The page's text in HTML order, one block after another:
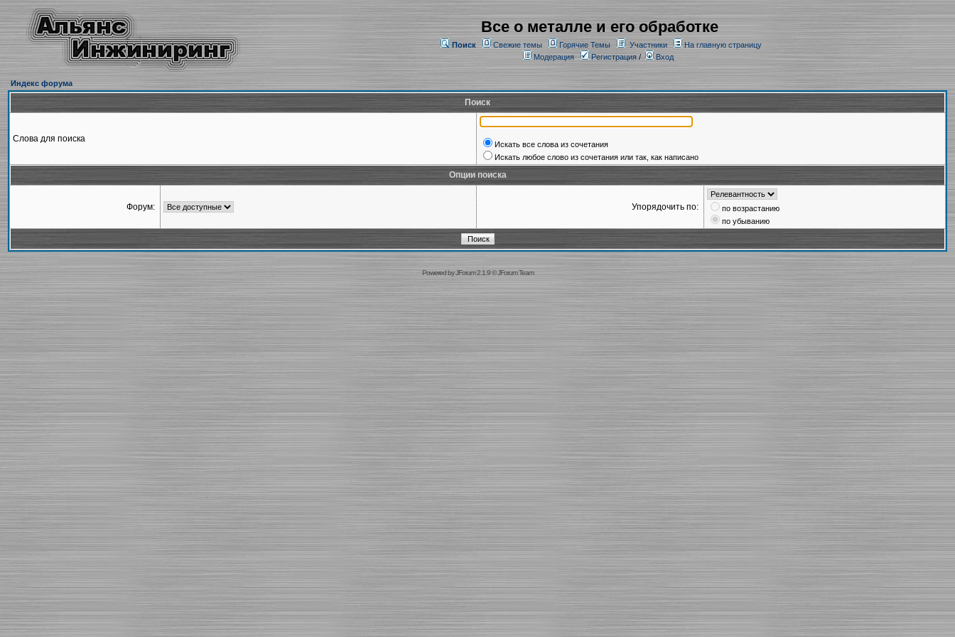
Все о металле и его обработке
Поиск Свежие темы Горячие Темы Участники
На главную страницу
Модерация
Регистрация/ Вход
Индекс форума
Поиск
Слова для поиска
Искать все слова из сочетания
Искать любое слово из сочетания или так, как написано
Опции поиска
Форум: Упорядочить по:
по возрастанию
по убыванию
Powered byJForum 2.1.9©JForum Team